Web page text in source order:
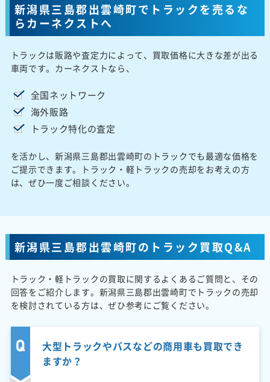
新潟県三島郡出雲崎町でトラックを売るな
らカーネクストへ
トラックは販路や査定力によって、買取価格に大きな差が出る
車両です。カーネクストなら、
全国ネットワーク
海外販路
トラック特化の査定
を活かし、新潟県三島郡出雲崎町のトラックでも最適な価格を
ご提示できます。トラック・軽トラックの売却をお考えの方
は、ぜひ一度ご相談ください。
新潟県三島郡出雲崎町のトラック買取Q&A
トラック・軽トラックの買取に関するよくあるご質問と、その
回答をご紹介します。新潟県三島郡出雲崎町でトラックの売却
を検討されている方は、ぜひ参考にご覧ください。
大型トラックやバスなどの商用車も買取でき
ますか？